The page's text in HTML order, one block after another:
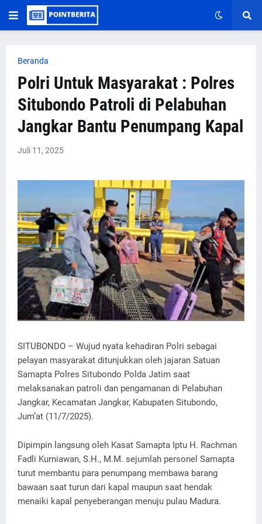
Beranda
Polri Untuk Masyarakat : Polres
Situbondo Patroli di Pelabuhan
Jangkar Bantu Penumpang Kapal
Juli 11, 2025
SITUBONDO – Wujud nyata kehadiran Polri sebagai
pelayan masyarakat ditunjukkan oleh jajaran Satuan
Samapta Polres Situbondo Polda Jatim saat
melaksanakan patroli dan pengamanan di Pelabuhan
Jangkar, Kecamatan Jangkar, Kabupaten Situbondo,
Jum’at (11/7/2025).
Dipimpin langsung oleh Kasat Samapta Iptu H. Rachman
Fadli Kurniawan, S.H., M.M. sejumlah personel Samapta
turut membantu para penumpang membawa barang
bawaan saat turun dari kapal maupun saat hendak
menaiki kapal penyeberangan menuju pulau Madura.